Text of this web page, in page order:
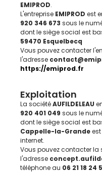
EMIPROD.
L'entreprise EMIPROD est
920 346 673 sous le
dont le siège social est
59470 Esquelbecq
Vous pouvez contacter
l'adresse
https://emiprod.fr
Exploitation
La sociétéAUFILDELEAU
920 401 049 sous le
dont le siège social est
Cappelle-la-Grande
internet.
Vous pouvez contacter la
l'adresse
téléphone au 06 21 18 24